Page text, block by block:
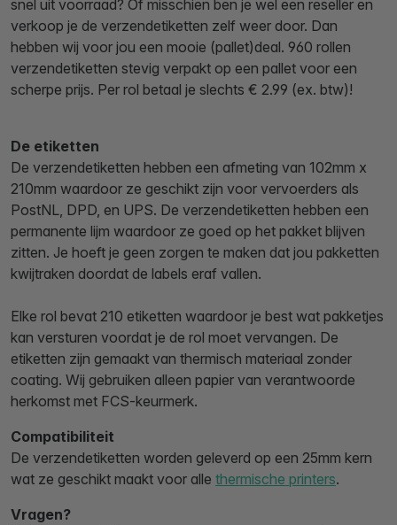
snel uit voorraad? Of misschien ben je wel een reseller en
verkoop je de verzendetiketten zelf weer door. Dan
hebben wij voor jou een mooie (pallet)deal. 960 rollen
verzendetiketten stevig verpakt op een pallet voor een
scherpe prijs. Per rol betaal je slechts € 2.99 (ex. btw)!
De etiketten
De verzendetiketten hebben een afmeting van 102mm x
210mm waardoor ze geschikt zijn voor vervoerders als
PostNL, DPD, en UPS. De verzendetiketten hebben een
permanente lijm waardoor ze goed op het pakket blijven
zitten. Je hoeft je geen zorgen te maken dat jou pakketten
kwijtraken doordat de labels eraf vallen.
Elke rol bevat 210 etiketten waardoor je best wat pakketjes
kan versturen voordat je de rol moet vervangen. De
etiketten zijn gemaakt van thermisch materiaal zonder
coating. Wij gebruiken alleen papier van verantwoorde
herkomst met FCS-keurmerk.
Compatibiliteit
De verzendetiketten worden geleverd op een 25mm kern
wat ze geschikt maakt voor alle thermische printers.
Vragen?